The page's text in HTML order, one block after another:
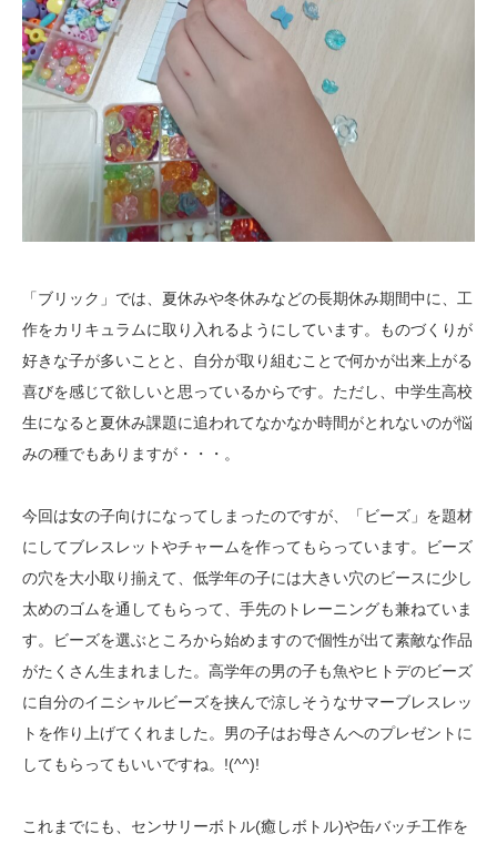
「ブリック」では、夏休みや冬休みなどの長期休み期間中に、工
作をカリキュラムに取り入れるようにしています。ものづくりが
好きな子が多いことと、自分が取り組むことで何かが出来上がる
喜びを感じて欲しいと思っているからです。ただし、中学生高校
生になると夏休み課題に追われてなかなか時間がとれないのが悩
みの種でもありますが・・・。
今回は女の子向けになってしまったのですが、「ビーズ」を題材
にしてブレスレットやチャームを作ってもらっています。ビーズ
の穴を大小取り揃えて、低学年の子には大きい穴のビースに少し
太めのゴムを通してもらって、手先のトレーニングも兼ねていま
す。ビーズを選ぶところから始めますので個性が出て素敵な作品
がたくさん生まれました。高学年の男の子も魚やヒトデのビーズ
に自分のイニシャルビーズを挟んで涼しそうなサマーブレスレッ
トを作り上げてくれました。男の子はお母さんへのプレゼントに
してもらってもいいですね。!(^^)!
これまでにも、センサリーボトル(癒しボトル)や缶バッチ工作を